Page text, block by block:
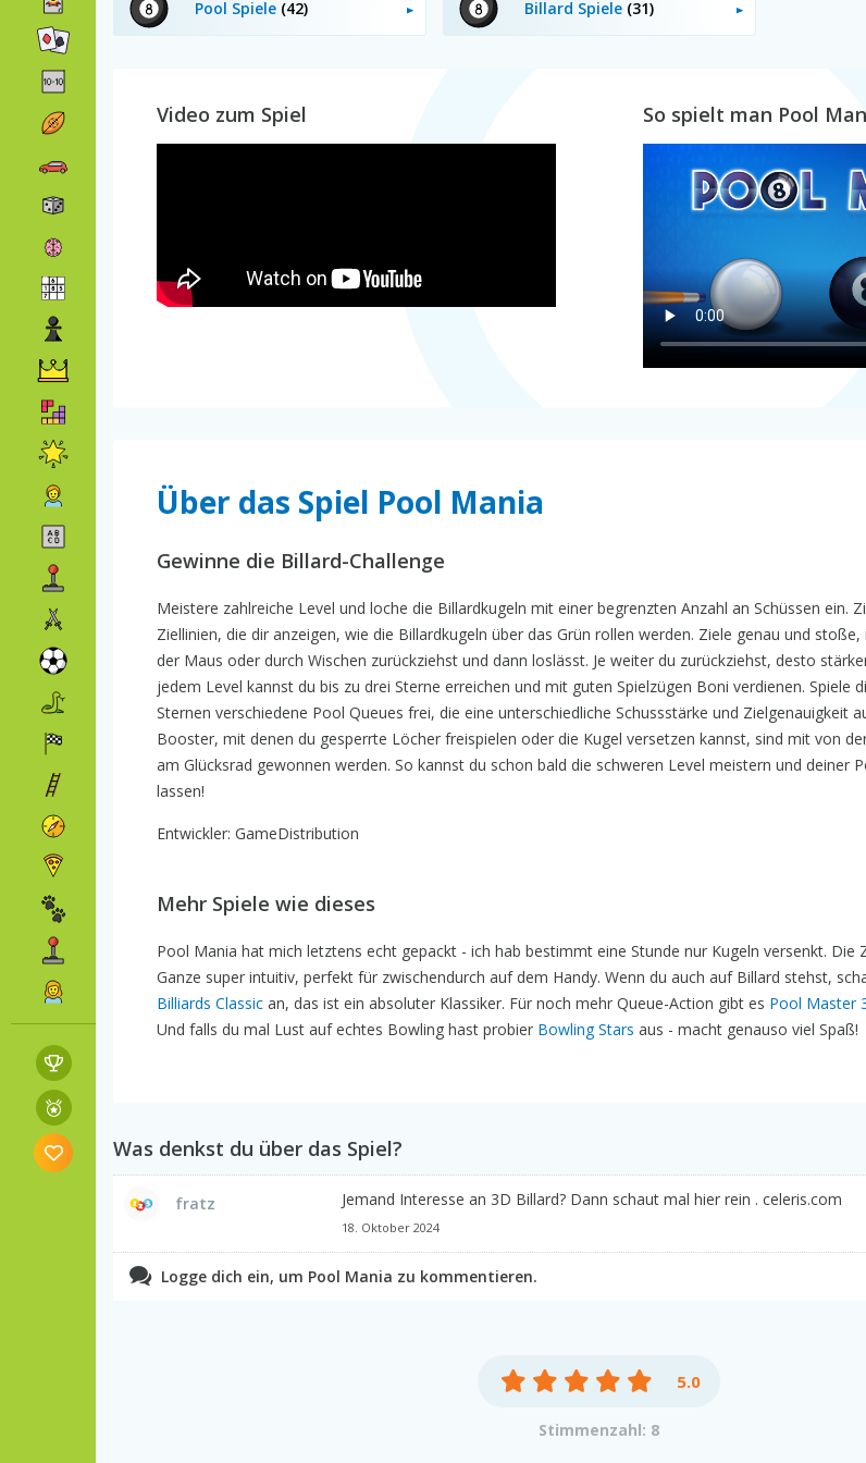
Pool Spiele (42) Billard Spiele (31)
Video zum Spiel So spielt man Pool
Über das Spiel Pool Mania
Gewinne die Billard-Challenge
Meistere zahlreiche Level und loche die Billardkugeln mit einer begrenzten Anzahl an Schüssen ein.
Ziellinien, die dir anzeigen, wie die Billardkugeln über das Grün rollen werden. Ziele genau und
der Maus oder durch Wischen zurückziehst und dann loslässt. Je weiter du zurückziehst, desto
jedem Level kannst du bis zu drei Sterne erreichen und mit guten Spielzügen Boni verdienen. Spiele
Sternen verschiedene Pool Queues frei, die eine unterschiedliche Schussstärke und Zielgenauigkeit
Booster, mit denen du gesperrte Löcher freispielen oder die Kugel versetzen kannst, sind mit von
am Glücksrad gewonnen werden. So kannst du schon bald die schweren Level meistern und deiner
lassen!
Entwickler: GameDistribution
Mehr Spiele wie dieses
Pool Mania hat mich letztens echt gepackt - ich hab bestimmt eine Stunde nur Kugeln versenkt. Die
Ganze super intuitiv, perfekt für zwischendurch auf dem Handy. Wenn du auch auf Billard stehst,
Billiards Classic an, das ist ein absoluter Klassiker. Für noch mehr Queue-Action gibt es Pool Master
Und falls du mal Lust auf echtes Bowling hast probier Bowling Stars aus - macht genauso viel Spaß!
Was denkst du über das Spiel?
fratz Jemand Interesse an 3D Billard? Dann schaut mal hier rein . celeris.com
18. Oktober 2024
Logge dich ein, um Pool Mania zu kommentieren.
5.0
Stimmenzahl: 8